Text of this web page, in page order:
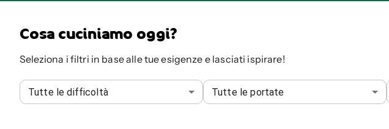
Cosa cuciniamo oggi?
Seleziona i filtri in base alle tue esigenze e lasciati ispirare!
Tutte le difficoltà Tutte le portate